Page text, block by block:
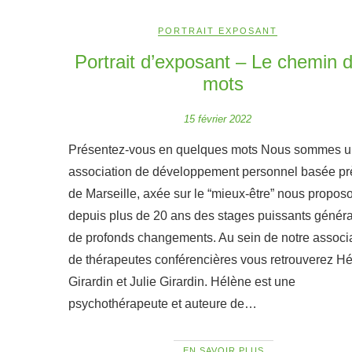
PORTRAIT EXPOSANT
Portrait d’exposant – Le chemin
mots
15 février 2022
Présentez-vous en quelques mots Nous sommes
association de développement personnel basée
de Marseille, axée sur le “mieux-être” nous
depuis plus de 20 ans des stages puissants
de profonds changements. Au sein de notre
de thérapeutes conférencières vous retrouverez
Girardin et Julie Girardin. Hélène est une
psychothérapeute et auteure de…